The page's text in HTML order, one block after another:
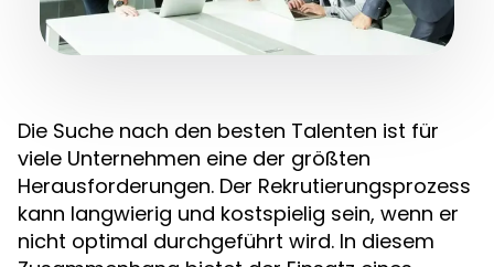
Die Suche nach den besten Talenten ist für
viele Unternehmen eine der größten
Herausforderungen. Der Rekrutierungsprozess
kann langwierig und kostspielig sein, wenn er
nicht optimal durchgeführt wird. In diesem